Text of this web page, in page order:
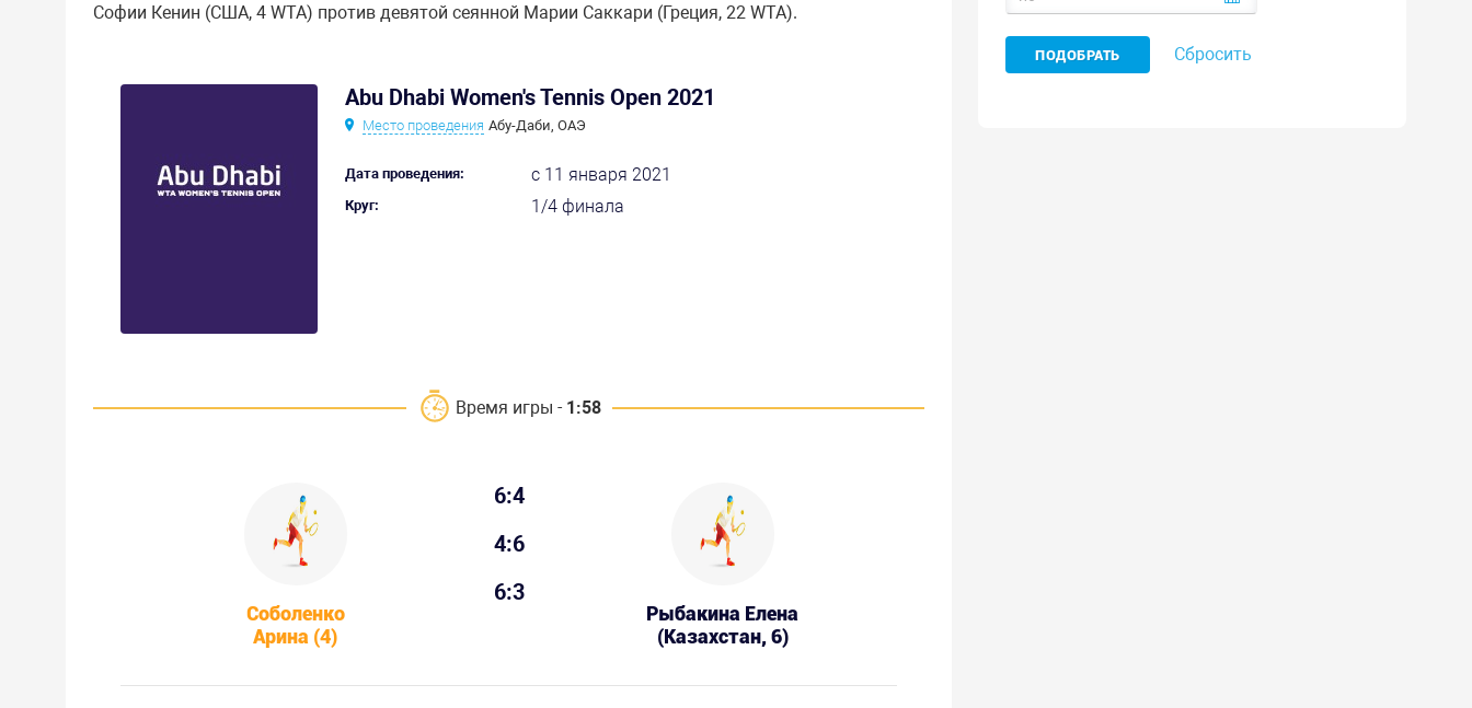
Сбросить
Софии Кенин (США, 4 WTA) против девятой сеянной Марии Саккари (Греция, 22 WTA).
Abu Dhabi Women's Tennis Open 2021
Место проведения Абу-Даби, ОАЭ
Дата проведения: с 11 января 2021
Круг: 1/4 финала
Время игры - 1:58
Соболенко
Арина (4)
6:4
4:6
6:3
Рыбакина Елена
(Казахстан, 6)